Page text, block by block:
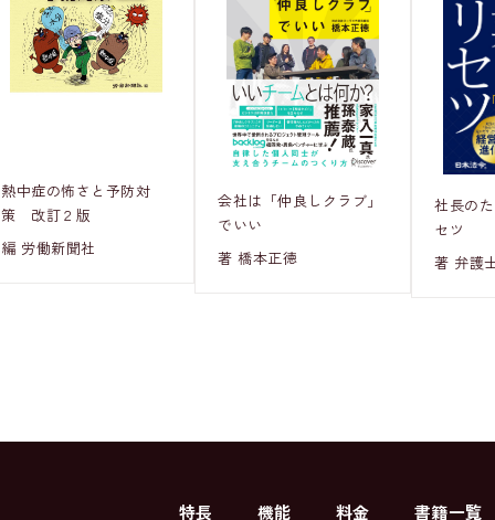
熱中症の怖さと予防対
策 改訂２版
編 労働新聞社
会社は「仲良しクラブ」
でいい
著 橋本正徳
社長の
セツ
著 弁護
特長 機能 料金 書籍一覧